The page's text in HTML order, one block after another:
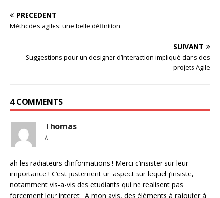
PRÉCÉDENT
Méthodes agiles: une belle définition
SUIVANT
Suggestions pour un designer d’interaction impliqué dans des
projets Agile
4 COMMENTS
Thomas
À
ah les radiateurs d’informations ! Merci d’insister sur leur
importance ! C’est justement un aspect sur lequel j’insiste,
notamment vis-a-vis des etudiants qui ne realisent pas
forcement leur interet ! A mon avis, des éléments à rajouter à